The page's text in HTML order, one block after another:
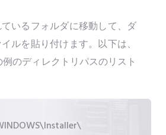
いるフォルダに移動して、ダ
ルを貼り付けます。以下は、
のディレクトリパスのリスト